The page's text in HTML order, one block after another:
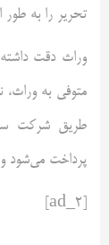
تحریر را به طور
وراث دقت
متوفی به وراث،
طریق شرکت
پرداخت می‌شود و